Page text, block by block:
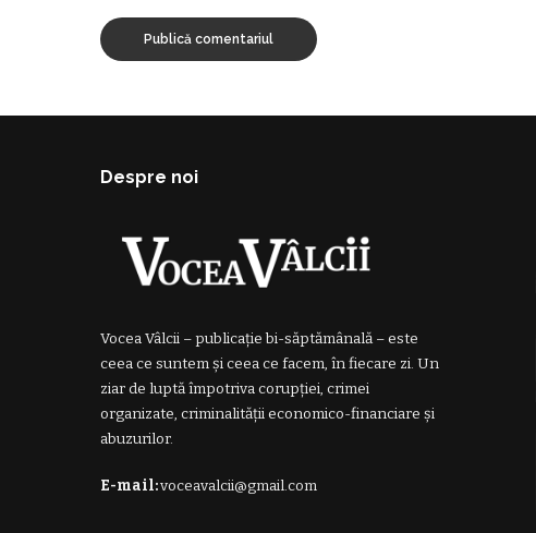
Despre noi
Vocea Vâlcii – publicație bi-săptămânală – este
ceea ce suntem și ceea ce facem, în fiecare zi. Un
ziar de luptă împotriva corupției, crimei
organizate, criminalității economico-financiare și
abuzurilor.
E-mail:voceavalcii@gmail.com